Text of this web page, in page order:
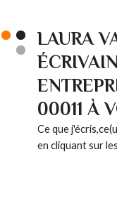
LAURA
00011 À
Ce que
en cliquant sur